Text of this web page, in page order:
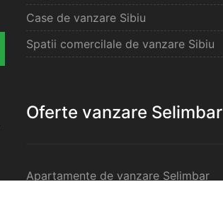
Case de vanzare Sibiu
Spatii comercilale de vanzare Sibiu
Oferte vanzare Selimbar
Apartamente de vanzare Selimbar